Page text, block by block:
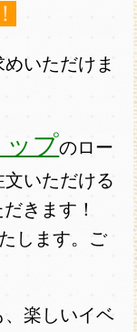
いただけま
ップのロー
いただける
きます！
します。ご
楽しいイベ